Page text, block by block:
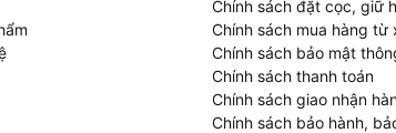
Chính sách đặt cọc, giữ
Chính sách mua hàng từ
Chính sách bảo mật
Chính sách thanh toán
Chính sách giao nhận
Chính sách bảo hành,